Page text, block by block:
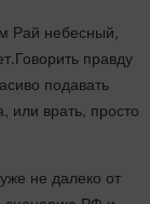
Рай небесный,
правду
подавать
или врать, просто
не далеко от